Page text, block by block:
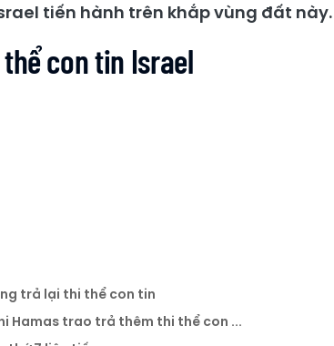
tiến hành trên khắp vùng đất này.
con tin Israel
trả lại thi thể con tin
Hamas trao trả thêm thi thể con ...